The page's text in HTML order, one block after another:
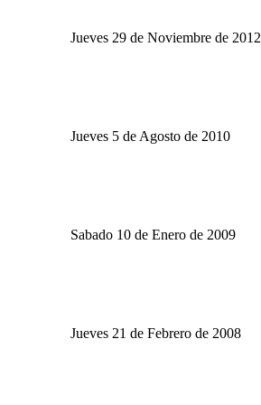
Jueves 29 de Noviembre de 2012
Jueves 5 de Agosto de 2010
Sabado 10 de Enero de 2009
Jueves 21 de Febrero de 2008